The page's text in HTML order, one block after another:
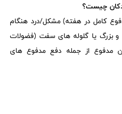
چیست؟
مدفوع (کمتر از 3 مدفوع کامل در هفته) مشکل/درد هنگام
بزرگ یا گلوله های سفت (فضولات
مدفوع از جمله دفع مدفوع های